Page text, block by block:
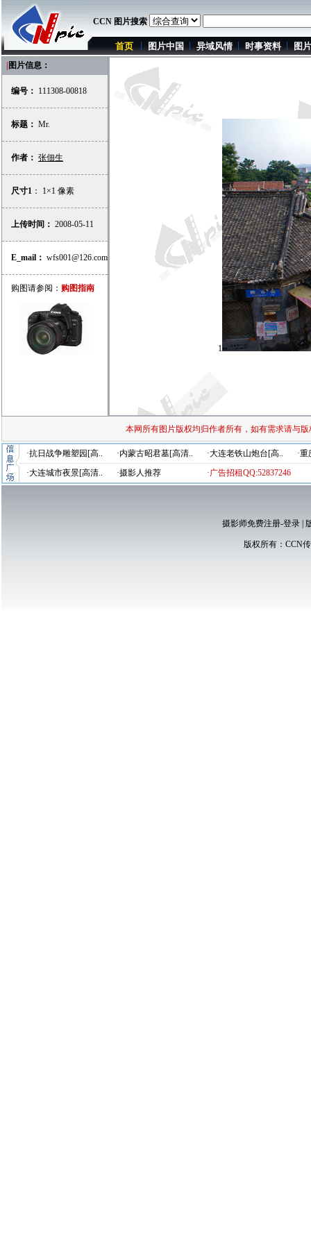
CCN 图片搜索
首页 图片中国 异域风情 时事资料 图
图片信息：
编号： 111308-00818
标题： Mr.
作者： 张佃生
尺寸1 ： 1×1 像素
上传时间： 2008-05-11
E_mail： wfs001@126.com
购图请参阅： 购图指南
1
本网所有图片版权均归作者所有，如有需求请与
·抗日战争雕塑园[高.. ·内蒙古昭君墓[高清.. ·大连老铁山炮台[高..
·
·大连城市夜景[高清..
·摄影人推荐 ·广告招租QQ:52837246
摄影师免费注册-登录|
版权所有： CCN